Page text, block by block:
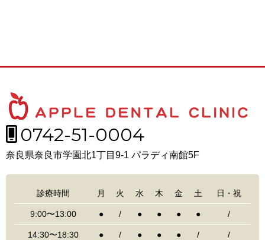
0742-51-0004
奈良県奈良市学園北1丁目9-1 パラディ南館5F
診療時間 月 火 水 木 金 土 日・祝
9:00〜13:00 ● / ● ● ● ● /
14:30〜18:30 ● / ● ● ● / /